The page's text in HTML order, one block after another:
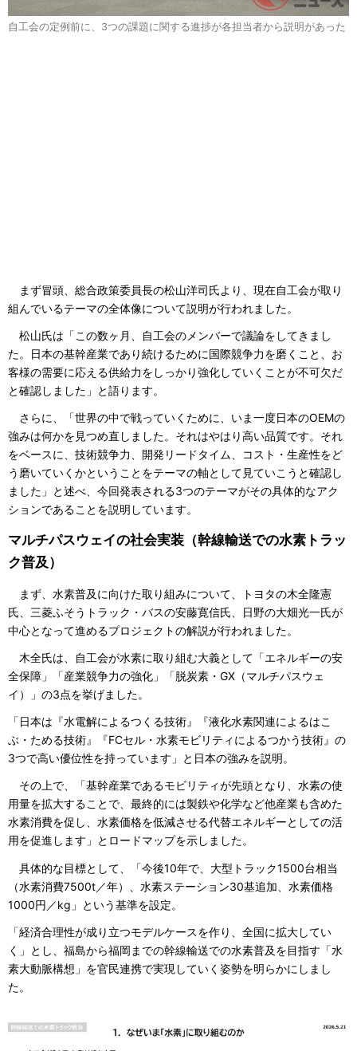
自工会の定例前に、3つの課題に関する進捗が各担当者から説明があった
まず冒頭、総合政策委員長の松山洋司氏より、現在自工会が取り
組んでいるテーマの全体像について説明が行われました。
松山氏は「この数ヶ月、自工会のメンバーで議論をしてきまし
た。日本の基幹産業であり続けるために国際競争力を磨くこと、お
客様の需要に応える供給力をしっかり強化していくことが不可欠だ
と確認しました」と語ります。
さらに、「世界の中で戦っていくために、いま一度日本のOEMの
強みは何かを見つめ直しました。それはやはり高い品質です。それ
をベースに、技術競争力、開発リードタイム、コスト・生産性をど
う磨いていくかということをテーマの軸として見ていこうと確認し
ました」と述べ、今回発表される3つのテーマがその具体的なアク
ションであることを説明しています。
マルチパスウェイの社会実装（幹線輸送での水素トラッ
ク普及）
まず、水素普及に向けた取り組みについて、トヨタの木全隆憲
氏、三菱ふそうトラック・バスの安藤寛信氏、日野の大畑光一氏が
中心となって進めるプロジェクトの解説が行われました。
木全氏は、自工会が水素に取り組む大義として「エネルギーの安
全保障」「産業競争力の強化」「脱炭素・GX（マルチパスウェ
イ）」の3点を挙げました。
「日本は『水電解によるつくる技術』『液化水素関連によるはこ
ぶ・ためる技術』『FCセル・水素モビリティによるつかう技術』の
3つで高い優位性を持っています」と日本の強みを説明。
その上で、「基幹産業であるモビリティが先頭となり、水素の使
用量を拡大することで、最終的には製鉄や化学など他産業も含めた
水素消費を促し、水素価格を低減させる代替エネルギーとしての活
用を促進します」とロードマップを示しました。
具体的な目標として、「今後10年で、大型トラック1500台相当
（水素消費7500t／年）、水素ステーション30基追加、水素価格
1000円／kg」という基準を設定。
「経済合理性が成り立つモデルケースを作り、全国に拡大してい
く」とし、福島から福岡までの幹線輸送での水素普及を目指す「水
素大動脈構想」を官民連携で実現していく姿勢を明らかにしまし
た。